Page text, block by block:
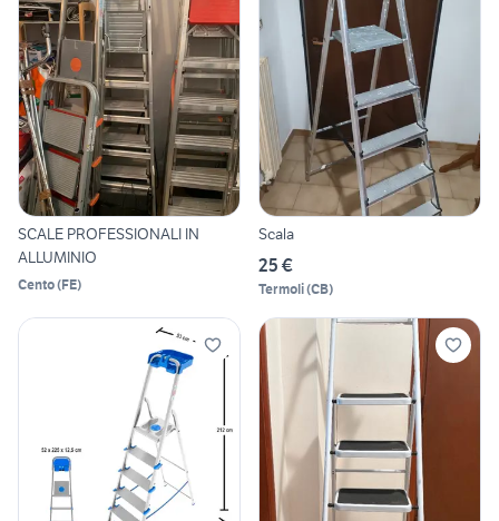
SCALE PROFESSIONALI IN
ALLUMINIO
Cento(FE)
Scala
25 €
Termoli(CB)